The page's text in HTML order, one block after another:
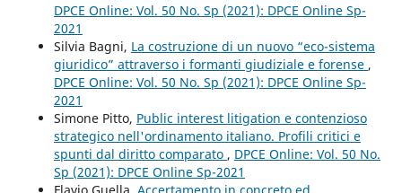
DPCE Online: Vol. 50 No. Sp (2021): DPCE Online Sp-
2021
Silvia Bagni, La costruzione di un nuovo “eco-sistema
giuridico” attraverso i formanti giudiziale e forense ,
DPCE Online: Vol. 50 No. Sp (2021): DPCE Online Sp-
2021
Simone Pitto, Public interest litigation e contenzioso
strategico nell'ordinamento italiano. Profili critici e
spunti dal diritto comparato , DPCE Online: Vol. 50 No.
Sp (2021): DPCE Online Sp-2021